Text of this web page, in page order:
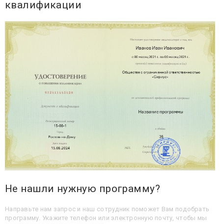
квалификации
Не нашли нужную программу?
Направьте нам запрос и наш сотрудник поможет Вам подобрать
программу. Укажите телефон или электронную почту, чтобы мы